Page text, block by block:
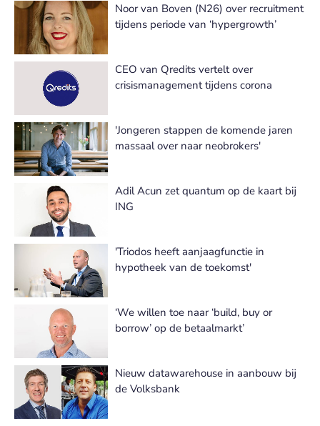
Noor van Boven (N26) over recruitment
tijdens periode van ‘hypergrowth’
CEO van Qredits vertelt over
crisismanagement tijdens corona
'Jongeren stappen de komende jaren
massaal over naar neobrokers'
Adil Acun zet quantum op de kaart bij
ING
'Triodos heeft aanjaagfunctie in
hypotheek van de toekomst'
‘We willen toe naar ‘build, buy or
borrow’ op de betaalmarkt’
Nieuw datawarehouse in aanbouw bij
de Volksbank